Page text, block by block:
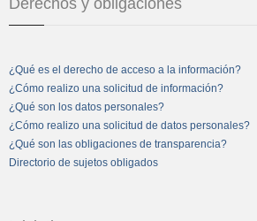
¿Qué es el derecho de acceso a la información?
¿Cómo realizo una solicitud de información?
¿Qué son los datos personales?
¿Cómo realizo una solicitud de datos personales?
¿Qué son las obligaciones de transparencia?
Directorio de sujetos obligados